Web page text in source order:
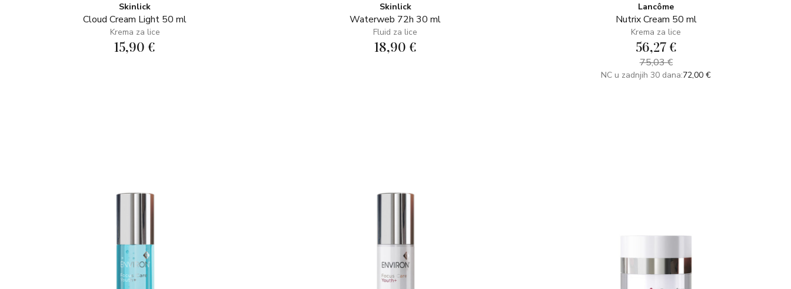
Skinlick
Cloud Cream Light 50 ml
Krema za lice
15,90 €
Skinlick
Waterweb 72h 30 ml
Fluid za lice
18,90 €
Lancôme
Nutrix Cream 50 ml
Krema za lice
56,27 €
75,03 €
NC u zadnjih 30 dana:72,00 €